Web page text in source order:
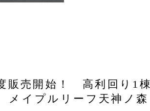
販売開始！ 高利回り1
イプルリーフ天神ノ森